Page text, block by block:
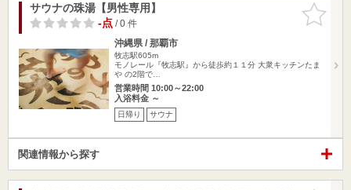
お気に入
りに追加
サウナの珠湯【男性専用】
-点/ 0 件
沖縄県 / 那覇市
牧志駅605m
モノレール『牧志駅』から徒歩約１１分 大衆キッチンたま
や の2階で…
営業時間 10:00～22:00
入浴料金 ～
日帰り サウナ
関連情報から探す